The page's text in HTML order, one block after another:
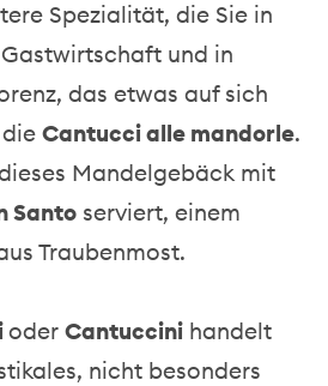
Spezialität, die Sie in
und in
das etwas auf sich
dieCantucci alle mandorle.
Mandelgebäck mit
Santo serviert, einem
Traubenmost.
oderCantuccini handelt
nicht besonders